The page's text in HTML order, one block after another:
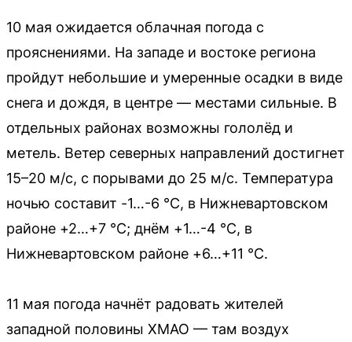
10 мая ожидается облачная погода с
прояснениями. На западе и востоке региона
пройдут небольшие и умеренные осадки в виде
снега и дождя, в центре — местами сильные. В
отдельных районах возможны гололёд и
метель. Ветер северных направлений достигнет
15–20 м/с, с порывами до 25 м/с. Температура
ночью составит -1…-6 °С, в Нижневартовском
районе +2…+7 °С; днём +1…-4 °С, в
Нижневартовском районе +6…+11 °С.
11 мая погода начнёт радовать жителей
западной половины ХМАО — там воздух